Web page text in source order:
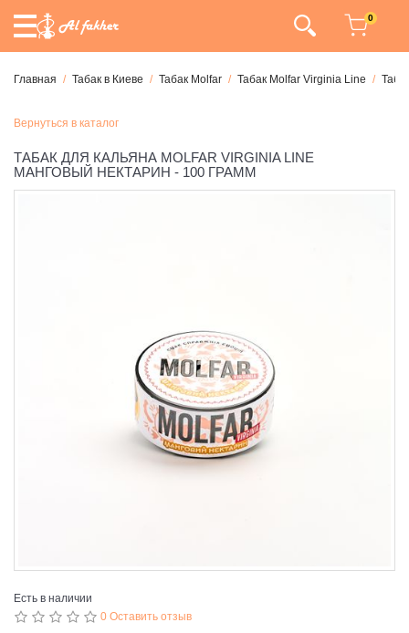
0
Главная Табак в Киеве Табак Molfar Табак Molfar Virginia Line
Вернуться в каталог
ТАБАК ДЛЯ КАЛЬЯНА MOLFAR VIRGINIA LINE
МАНГОВЫЙ НЕКТАРИН - 100 ГРАММ
Есть в наличии
0 Оставить отзыв